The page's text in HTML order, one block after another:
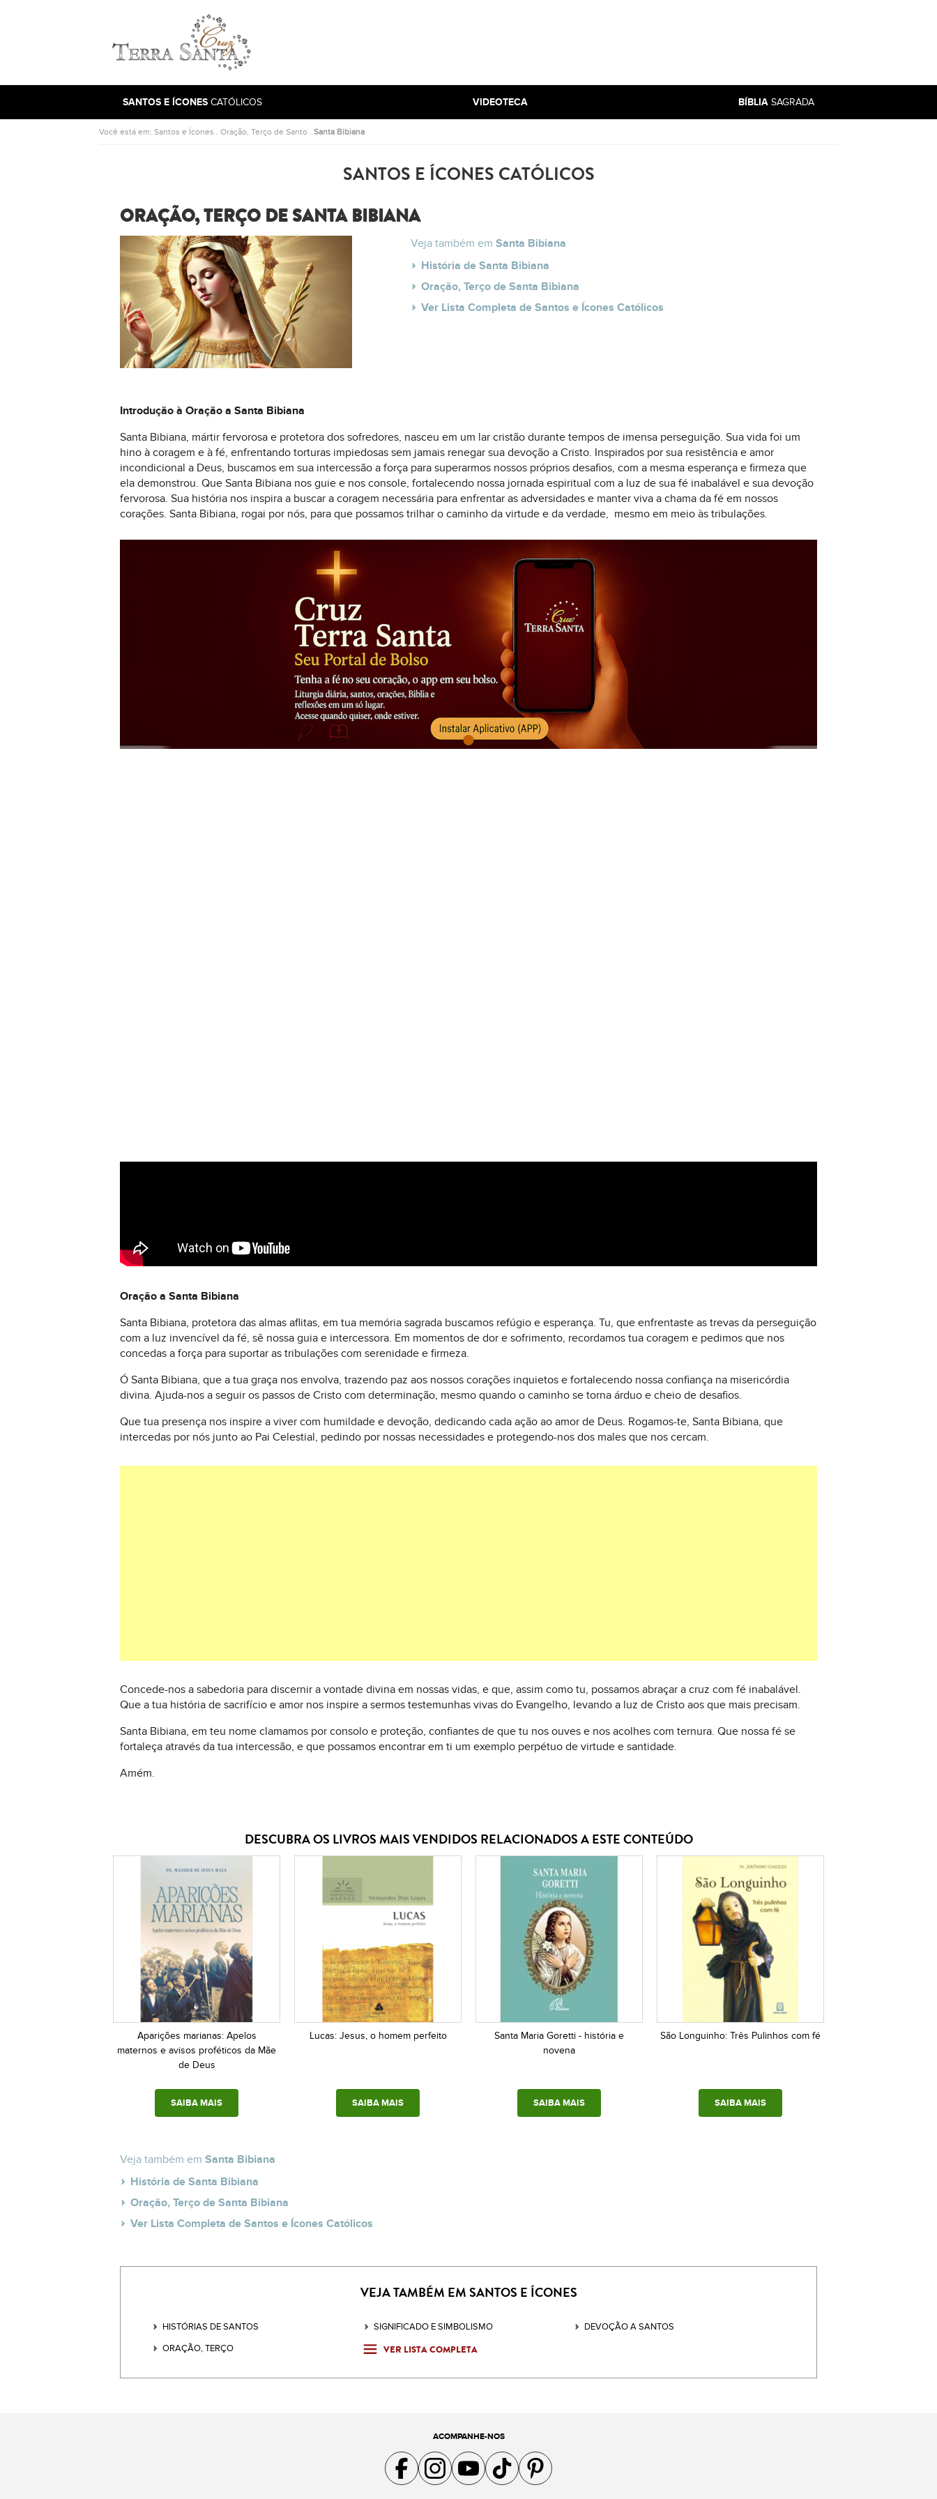
Ir para a página inicial
SANTOS E ÍCONES CATÓLICOS VIDEOTECA BÍBLIA SAGRADA
Você está em: Santos e Ícones . Oração, Terço de Santo . Santa Bibiana
SANTOS E ÍCONES CATÓLICOS
ORAÇÃO, TERÇO DE SANTA BIBIANA
Veja também em Santa Bibiana
História de Santa Bibiana
Oração, Terço de Santa Bibiana
Ver Lista Completa de Santos e Ícones Católicos
Introdução à Oração a Santa Bibiana
Santa Bibiana, mártir fervorosa e protetora dos sofredores, nasceu em um lar cristão durante tempos de imensa perseguição. Sua vida foi um
hino à coragem e à fé, enfrentando torturas impiedosas sem jamais renegar sua devoção a Cristo. Inspirados por sua resistência e amor
incondicional a Deus, buscamos em sua intercessão a força para superarmos nossos próprios desafios, com a mesma esperança e firmeza que
ela demonstrou. Que Santa Bibiana nos guie e nos console, fortalecendo nossa jornada espiritual com a luz de sua fé inabalável e sua devoção
fervorosa. Sua história nos inspira a buscar a coragem necessária para enfrentar as adversidades e manter viva a chama da fé em nossos
corações. Santa Bibiana, rogai por nós, para que possamos trilhar o caminho da virtude e da verdade, mesmo em meio às tribulações.
Oração a Santa Bibiana
Santa Bibiana, protetora das almas aflitas, em tua memória sagrada buscamos refúgio e esperança. Tu, que enfrentaste as trevas da perseguição
com a luz invencível da fé, sê nossa guia e intercessora. Em momentos de dor e sofrimento, recordamos tua coragem e pedimos que nos
concedas a força para suportar as tribulações com serenidade e firmeza.
Ó Santa Bibiana, que a tua graça nos envolva, trazendo paz aos nossos corações inquietos e fortalecendo nossa confiança na misericórdia
divina. Ajuda-nos a seguir os passos de Cristo com determinação, mesmo quando o caminho se torna árduo e cheio de desafios.
Que tua presença nos inspire a viver com humildade e devoção, dedicando cada ação ao amor de Deus. Rogamos-te, Santa Bibiana, que
intercedas por nós junto ao Pai Celestial, pedindo por nossas necessidades e protegendo-nos dos males que nos cercam.
Concede-nos a sabedoria para discernir a vontade divina em nossas vidas, e que, assim como tu, possamos abraçar a cruz com fé inabalável.
Que a tua história de sacrifício e amor nos inspire a sermos testemunhas vivas do Evangelho, levando a luz de Cristo aos que mais precisam.
Santa Bibiana, em teu nome clamamos por consolo e proteção, confiantes de que tu nos ouves e nos acolhes com ternura. Que nossa fé se
fortaleça através da tua intercessão, e que possamos encontrar em ti um exemplo perpétuo de virtude e santidade.
Amém.
DESCUBRA OS LIVROS MAIS VENDIDOS RELACIONADOS A ESTE CONTEÚDO
Aparições marianas: Apelos
maternos e avisos proféticos da Mãe
de Deus
SAIBA MAIS
Lucas: Jesus, o homem perfeito
SAIBA MAIS
Santa Maria Goretti - história e
novena
SAIBA MAIS
São Longuinho: Três Pulinhos com fé
SAIBA MAIS
Veja também em Santa Bibiana
História de Santa Bibiana
Oração, Terço de Santa Bibiana
Ver Lista Completa de Santos e Ícones Católicos
VEJA TAMBÉM EM SANTOS E ÍCONES
HISTÓRIAS DE SANTOS SIGNIFICADO E SIMBOLISMO
DEVOÇÃO A SANTOS
ORAÇÃO, TERÇO
VER LISTA COMPLETA
ACOMPANHE-NOS
Acompanhe a gente no Facebook
Acompanhe a gente no Instagram
Acompanhe a gente no YouTube
Acompanhe a gente no TikTok
Acompanhe a gente no Pinterest